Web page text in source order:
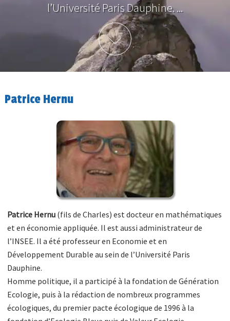
l’Université Paris Dauphine. ...
Plus d'info
Patrice Hernu
Patrice Hernu (fils de Charles) est docteur en mathématiques
et en économie appliquée. Il est aussi administrateur de
l’INSEE. Il a été professeur en Economie et en
Développement Durable au sein de l’Université Paris
Dauphine.
Homme politique, il a participé à la fondation de Génération
Ecologie, puis à la rédaction de nombreux programmes
écologiques, du premier pacte écologique de 1996 à la